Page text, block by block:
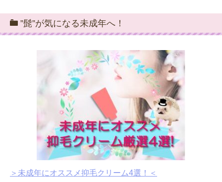
”髭”が気になる未成年へ！
＞未成年にオススメ抑毛クリーム4選！＜